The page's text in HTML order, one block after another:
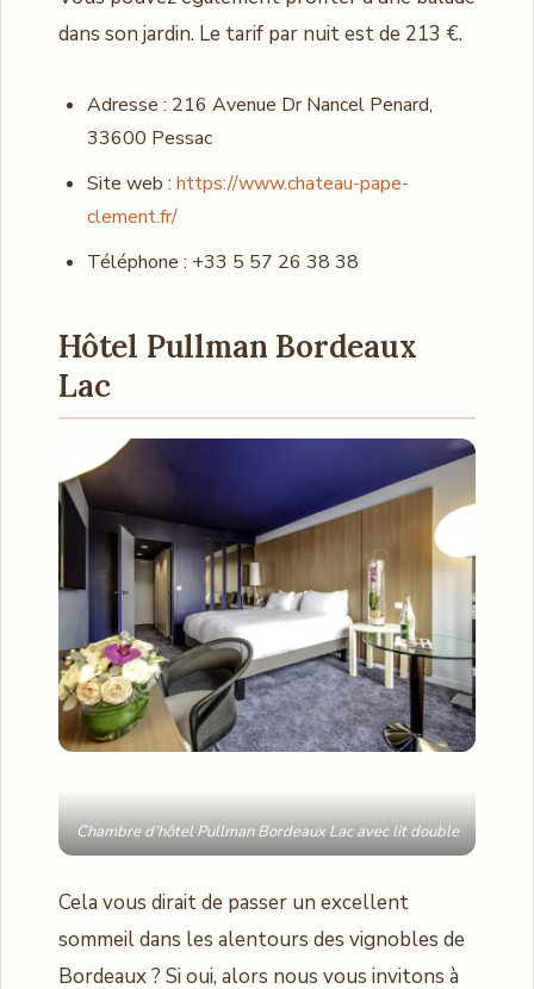
dans son jardin. Le tarif par nuit est de 213 €.
Adresse : 216 Avenue Dr Nancel Penard,
33600 Pessac
Site web : https://www.chateau-pape-
clement.fr/
Téléphone : +33 5 57 26 38 38
Hôtel Pullman Bordeaux
Lac
Chambre d’hôtel Pullman Bordeaux Lac avec lit double
Cela vous dirait de passer un excellent
sommeil dans les alentours des vignobles de
Bordeaux ? Si oui, alors nous vous invitons à